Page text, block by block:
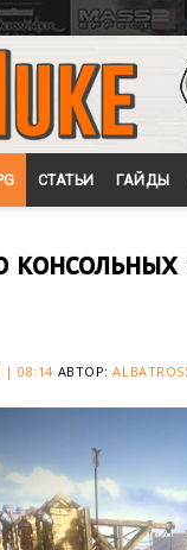
СТАТЬИ ГАЙДЫ
| 08:14 АВТОР: